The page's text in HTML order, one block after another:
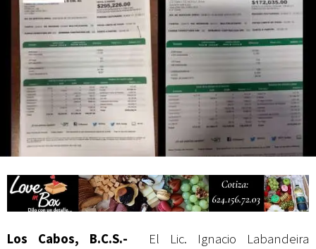
Campesina
Los Cabos, B.C.S.- El Lic. Ignacio Labandeira